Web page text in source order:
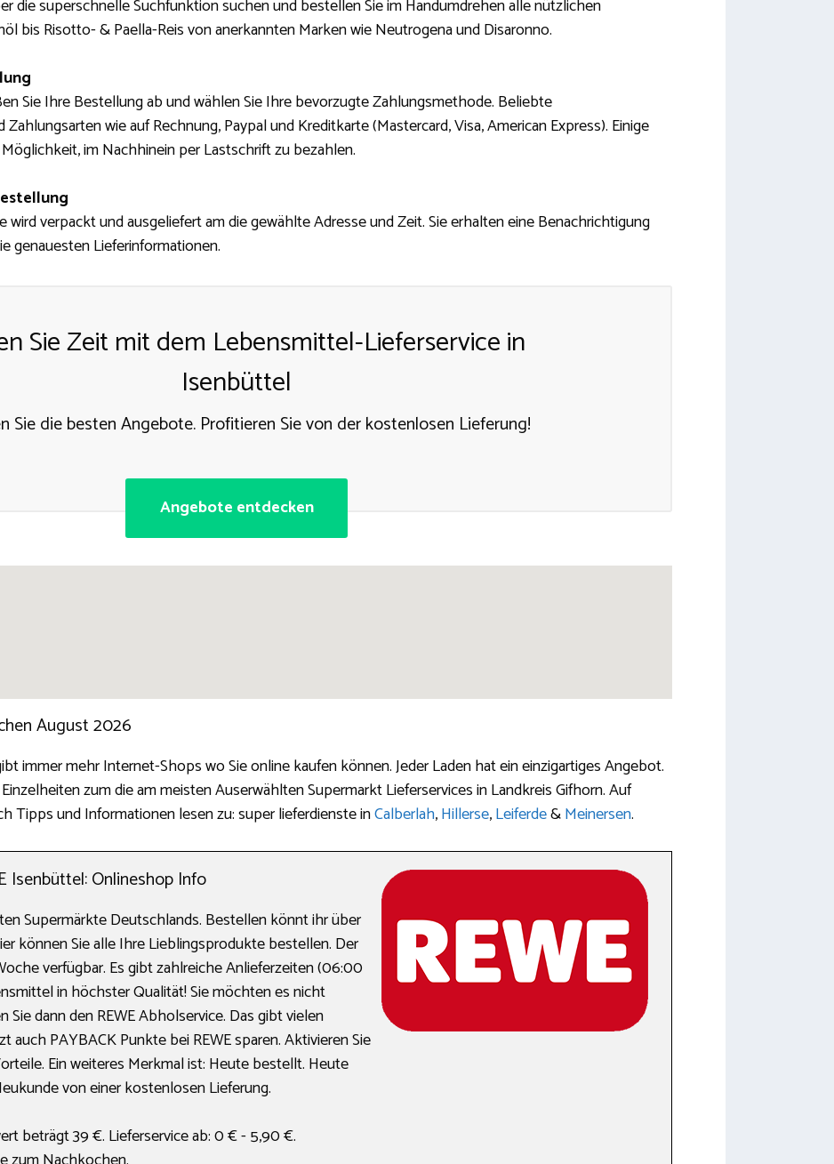
die superschnelle Suchfunktion suchen und bestellen Sie im Handumdrehen alle nützlichen
bis Risotto- & Paella-Reis von anerkannten Marken wie Neutrogena und Disaronno.
Sie Ihre Bestellung ab und wählen Sie Ihre bevorzugte Zahlungsmethode. Beliebte
wie auf Rechnung, Paypal und Kreditkarte (Mastercard, Visa, American Express). Einige
im Nachhinein per Lastschrift zu bezahlen.
verpackt und ausgeliefert am die gewählte Adresse und Zeit. Sie erhalten eine Benachrichtigung
genauesten Lieferinformationen.
Sie Zeit mit dem Lebensmittel-Lieferservice in
Isenbüttel
Sie die besten Angebote. Profitieren Sie von der kostenlosen Lieferung!
Angebote entdecken
August 2026
immer mehr Internet-Shops wo Sie online kaufen können. Jeder Laden hat ein einzigartiges Angebot.
zum die am meisten Auserwählten Supermarkt Lieferservices in Landkreis Gifhorn. Auf
Tipps und Informationen lesen zu: super lieferdienste inCalberlah,Hillerse,Leiferde&Meinersen.
Isenbüttel: Onlineshop Info
Supermärkte Deutschlands. Bestellen könnt ihr über
können Sie alle Ihre Lieblingsprodukte bestellen. Der
verfügbar. Es gibt zahlreiche Anlieferzeiten (06:00
in höchster Qualität! Sie möchten es nicht
dann den REWE Abholservice. Das gibt vielen
auch PAYBACK Punkte bei REWE sparen. Aktivieren Sie
Ein weiteres Merkmal ist: Heute bestellt. Heute
von einer kostenlosen Lieferung.
beträgt 39 €. Lieferservice ab: 0 € - 5,90 €.